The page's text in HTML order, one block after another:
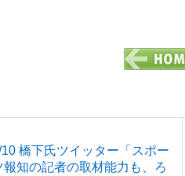
橋下氏ツイッター「スポー
報知の記者の取材能力も、ろ